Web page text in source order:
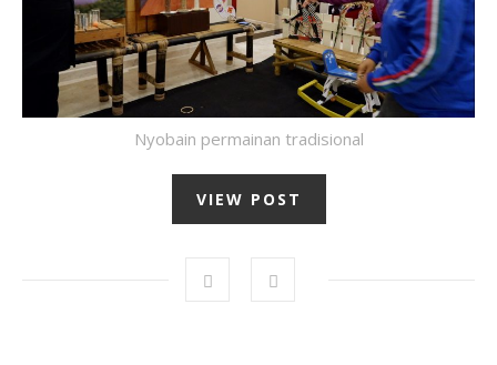
Nyobain permainan tradisional
VIEW POST